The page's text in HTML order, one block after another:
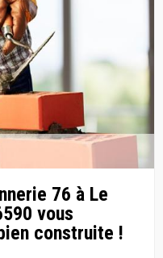
76 à Le
vous
construite !